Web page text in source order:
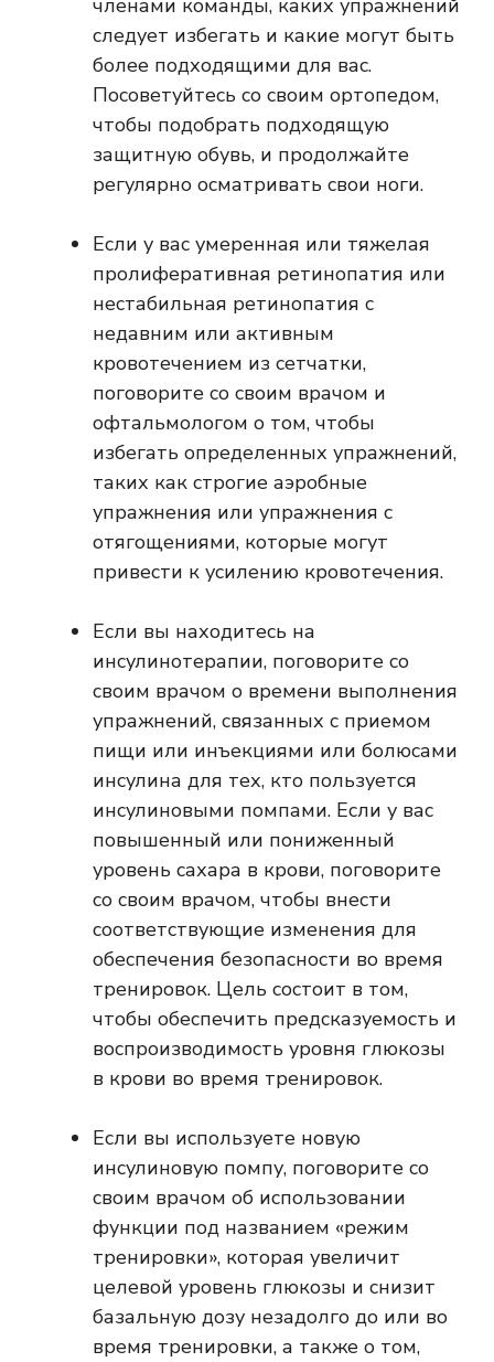
членами команды, каких упражнений
следует избегать и какие могут быть
более подходящими для вас.
Посоветуйтесь со своим ортопедом,
чтобы подобрать подходящую
защитную обувь, и продолжайте
регулярно осматривать свои ноги.
Если у вас умеренная или тяжелая
пролиферативная ретинопатия или
нестабильная ретинопатия с
недавним или активным
кровотечением из сетчатки,
поговорите со своим врачом и
офтальмологом о том, чтобы
избегать определенных упражнений,
таких как строгие аэробные
упражнения или упражнения с
отягощениями, которые могут
привести к усилению кровотечения.
Если вы находитесь на
инсулинотерапии, поговорите со
своим врачом о времени выполнения
упражнений, связанных с приемом
пищи или инъекциями или болюсами
инсулина для тех, кто пользуется
инсулиновыми помпами. Если у вас
повышенный или пониженный
уровень сахара в крови, поговорите
со своим врачом, чтобы внести
соответствующие изменения для
обеспечения безопасности во время
тренировок. Цель состоит в том,
чтобы обеспечить предсказуемость и
воспроизводимость уровня глюкозы
в крови во время тренировок.
Если вы используете новую
инсулиновую помпу, поговорите со
своим врачом об использовании
функции под названием «режим
тренировки», которая увеличит
целевой уровень глюкозы и снизит
базальную дозу незадолго до или во
время тренировки, а также о том,